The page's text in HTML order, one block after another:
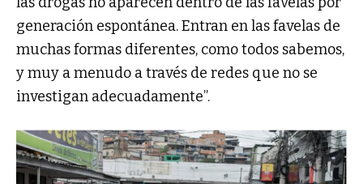
generación espontánea. Entran en las favelas de
muchas formas diferentes, como todos sabemos,
y muy a menudo a través de redes que no se
investigan adecuadamente”.